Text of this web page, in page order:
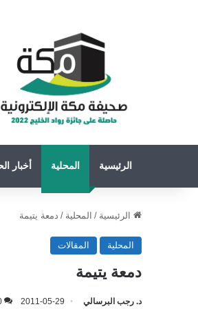
الرئيسية المحلية أخبار
الرئيسية / المحلية / دمعة يتيمة
المحلية المقالات
دمعة يتيمة
د. رجب البرسالي 2011-05-29